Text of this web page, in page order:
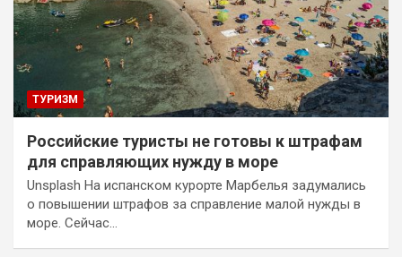
ТУРИЗМ
Российские туристы не готовы к штрафам
для справляющих нужду в море
Unsplash На испанском курорте Марбелья задумались
о повышении штрафов за справление малой нужды в
море. Сейчас…